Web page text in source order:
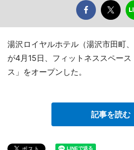
湯沢ロイヤルホテル（湯沢市田町
が4月15日、フィットネススペー
ス」をオープンした。
記事を読む